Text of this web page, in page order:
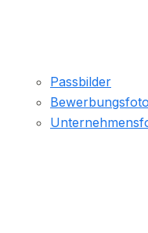
Passbilder